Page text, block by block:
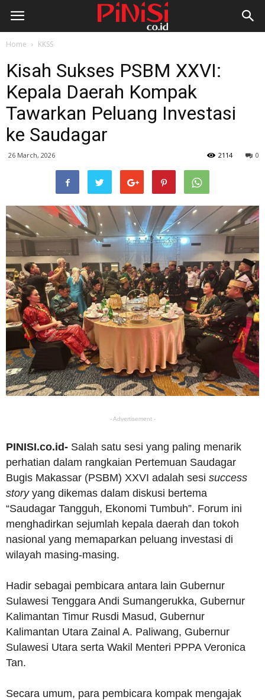
Home KKSS
Kisah Sukses PSBM XXVI:
Kepala Daerah Kompak
Tawarkan Peluang Investasi
ke Saudagar
26 March, 2026 0
2114
- Advertisement -
PINISI.co.id- Salah satu sesi yang paling menarik
perhatian dalam rangkaian Pertemuan Saudagar
Bugis Makassar (PSBM) XXVI adalah sesi success
storyyang dikemas dalam diskusi bertema
“Saudagar Tangguh, Ekonomi Tumbuh”. Forum ini
menghadirkan sejumlah kepala daerah dan tokoh
nasional yang memaparkan peluang investasi di
wilayah masing-masing.
Hadir sebagai pembicara antara lain Gubernur
Sulawesi Tenggara Andi Sumangerukka, Gubernur
Kalimantan Timur Rusdi Masud, Gubernur
Kalimantan Utara Zainal A. Paliwang, Gubernur
Sulawesi Utara serta Wakil Menteri PPPA Veronica
Tan.
Secara umum, para pembicara kompak mengajak